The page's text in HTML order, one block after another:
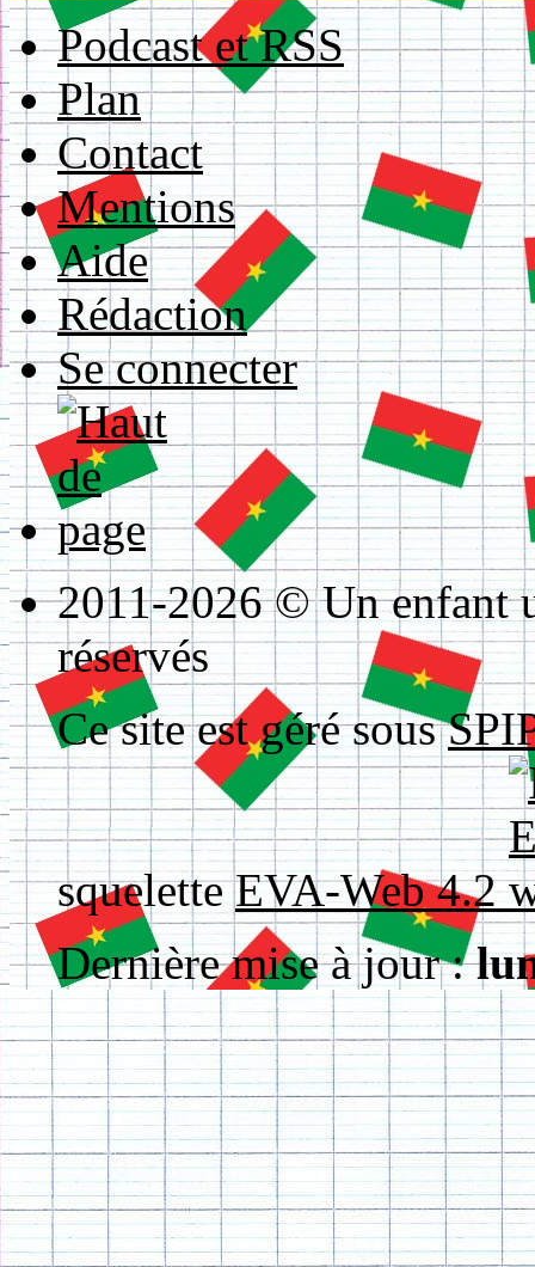
Podcast et RSS
Plan
Contact
Mentions
Aide
Rédaction
Se connecter
2011-2026 © Un enfant
réservés
Ce site est géré sous
squeletteEVA-Web 4.2
Dernière mise à jour :